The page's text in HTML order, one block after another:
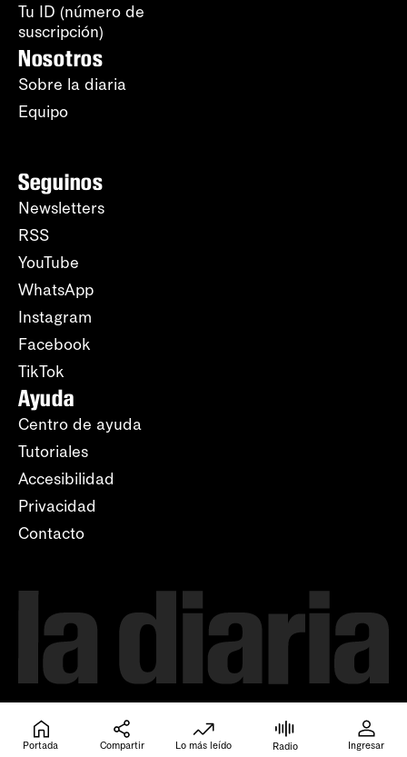
Tu ID (número de
suscripción)
Nosotros
Sobre la diaria
Equipo
Seguinos
Newsletters
RSS
YouTube
WhatsApp
Instagram
Facebook
TikTok
Ayuda
Centro de ayuda
Tutoriales
Accesibilidad
Privacidad
Contacto
Portada Compartir Lo más leído Radio Ingresar